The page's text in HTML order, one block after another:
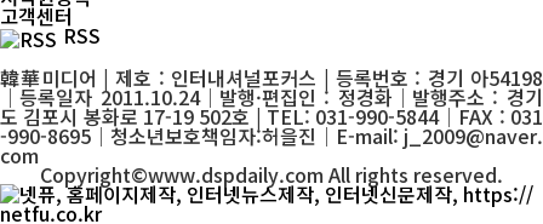
고객센터
RSS
韓華미디어 | 제호 : 인터내셔널포커스 | 등록번호 : 경기 아54198
│등록일자 2011.10.24│발행·편집인 : 정경화│발행주소 : 경기
도 김포시 봉화로 17-19 502호 | TEL: 031-990-5844│FAX : 031
-990-8695│청소년보호책임자:허을진│E-mail: j_2009@naver.
com
Copyright©www.dspdaily.com All rights reserved.